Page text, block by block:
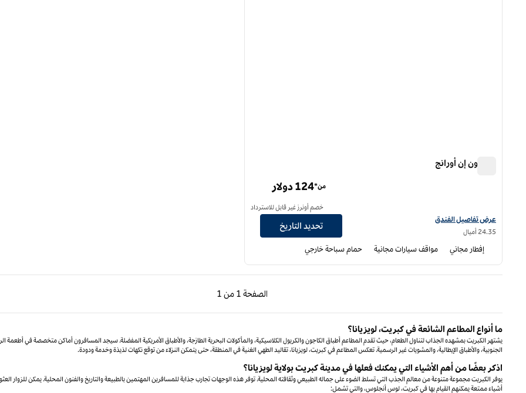
هامبتون إن أورانج
عرض تفاصيل الفندق لفندق هامبتون إن أورانج
عرض تفاصيل الفندق
24.35 أميال
من*124 دولار
خصم أونرز غير قابل للاسترداد
تحديد التاريخ
إفطار مجاني مواقف سيارات مجانية حمام سباحة خارجي
الصفحة 1 من 1
الصفحة السابقة، 1 من 1
الصفحة 1 من 1
ما أنواع المطاعم الشائعة في كبريت، لويزيانا؟
يشتهر الكبريت بمشهده الجذاب لتناول الطعام، حيث تقدم المطاعم أطباق الكاجون والكريول الكلاسيكية، والمأكولات البحرية الطازجة، والأطباق الأمريكية المفضلة. سيجد المسافرون أماكن متخصصة في أطعمة
الجنوبية، والأطباق الإيطالية، والمشويات غير الرسمية. تعكس المطاعم في كبريت، لويزيانا، تقاليد الطهي الغنية في المنطقة، حتى يتمكن النزلاء من توقع نكهات لذيذة وخدمة ودودة.
اذكر بعضًا من أهم الأشياء التي يمكنك فعلها في مدينة كبريت بولاية لويزيانا؟
يوفر الكبريت مجموعة متنوعة من معالم الجذب التي تسلط الضوء على جماله الطبيعي وثقافته المحلية. توفر هذه الوجهات تجارب جذابة للمسافرين المهتمين بالطبيعة والتاريخ والفنون المحلية. يمكن للزوار
أشياء ممتعة يمكنهم القيام بها في كبريت، لوس أنجلوس، والتي تشمل: